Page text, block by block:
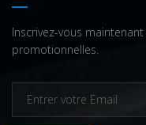
Inscrivez-vous
promotionnelles.